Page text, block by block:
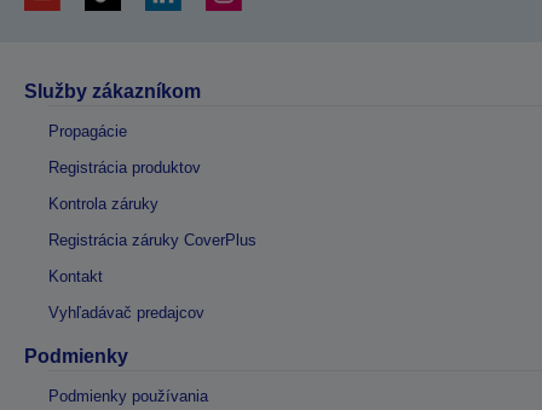
Služby zákazníkom
Propagácie
Registrácia produktov
Kontrola záruky
Registrácia záruky CoverPlus
Kontakt
Vyhľadávač predajcov
Podmienky
Podmienky používania